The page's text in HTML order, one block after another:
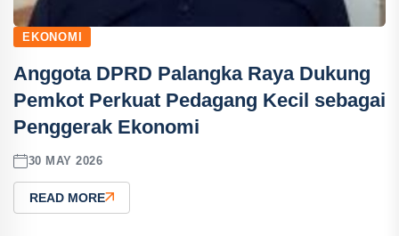
EKONOMI
Anggota DPRD Palangka Raya Dukung
Pemkot Perkuat Pedagang Kecil sebagai
Penggerak Ekonomi
30 MAY 2026
READ MORE